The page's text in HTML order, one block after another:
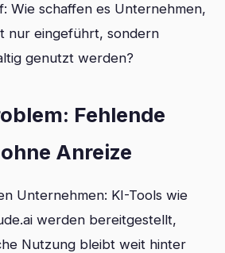
Wie schaffen es Unternehmen,
nur eingeführt, sondern
genutzt werden?
Fehlende
Anreize
Unternehmen: KI-Tools wie
werden bereitgestellt,
Nutzung bleibt weit hinter